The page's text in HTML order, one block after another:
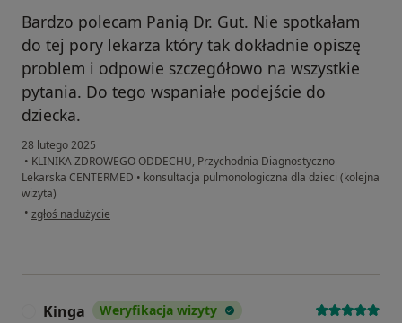
Bardzo polecam Panią Dr. Gut. Nie spotkałam
do tej pory lekarza który tak dokładnie opiszę
problem i odpowie szczegółowo na wszystkie
pytania. Do tego wspaniałe podejście do
dziecka.
28 lutego 2025
• KLINIKA ZDROWEGO ODDECHU, Przychodnia Diagnostyczno-
Lekarska CENTERMED • konsultacja pulmonologiczna dla dzieci (kolejna
wizyta)
• w opinii użytkownika Aleksandra
zgłoś nadużycie
Kinga Weryfikacja wizyty